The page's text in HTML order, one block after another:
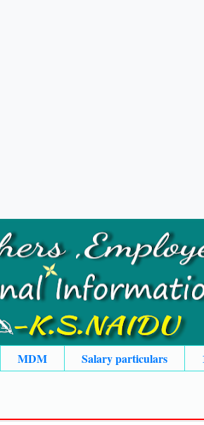
MDM Salary particulars